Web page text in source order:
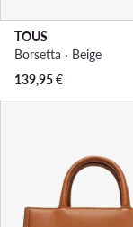
TOUS
Borsetta · Beige
139,95€